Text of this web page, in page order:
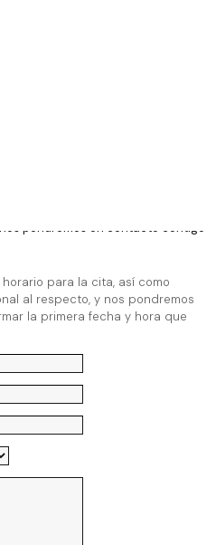
pondremos en contacto contigo
para la cita, así como
al respecto, y nos pondremos
la primera fecha y hora que